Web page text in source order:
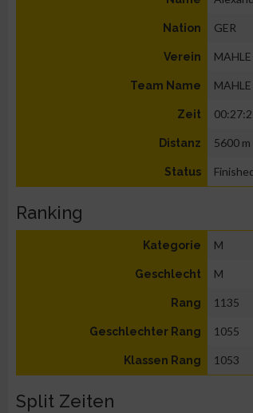
Nation GER
Verein MAHLE
Team Name MAHLE
Zeit
Distanz 5600 m
Status
Ranking
Kategorie M
Geschlecht M
Rang 1135
Geschlechter Rang 1055
Klassen Rang 1053
Split Zeiten